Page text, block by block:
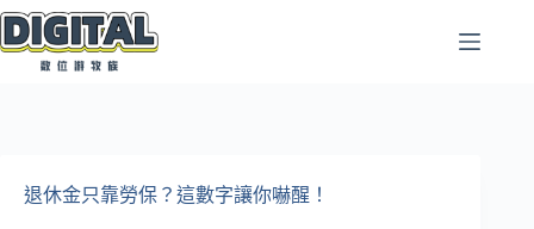
跳
至
退休金只靠勞保？這數字讓你嚇醒！